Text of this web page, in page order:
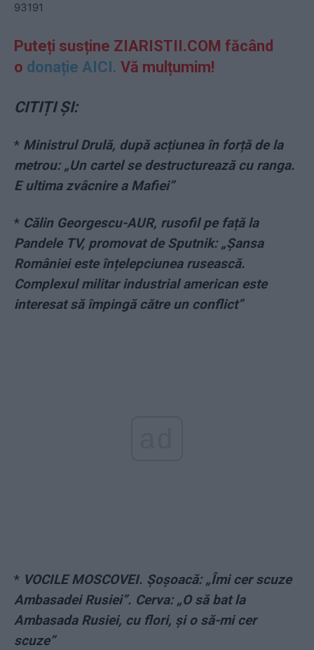
93191
Puteți susține ZIARISTII.COM făcând
o donație AICI. Vă mulțumim!
CITIȚI ȘI:
* Ministrul Drulă, după acțiunea în forță de la
metrou: „Un cartel se destructurează cu ranga.
E ultima zvâcnire a Mafiei”
* Călin Georgescu-AUR, rusofil pe față la
Pandele TV, promovat de Sputnik: „Șansa
României este înțelepciunea rusească.
Complexul militar industrial american este
interesat să împingă către un conflict”
* VOCILE MOSCOVEI. Șoșoacă: „Îmi cer scuze
Ambasadei Rusiei”. Cerva: „O să bat la
Ambasada Rusiei, cu flori, și o să-mi cer
scuze”